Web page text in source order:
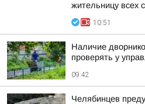
жительницу всех
10:51
Наличие
проверять у
09:42
Челябинцев